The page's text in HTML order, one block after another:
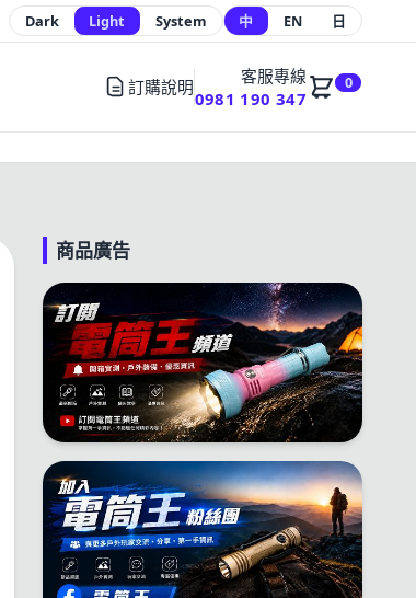
Dark Light System 中 EN 日
訂購說明
客服專線
0981 190 347
0
商品廣告